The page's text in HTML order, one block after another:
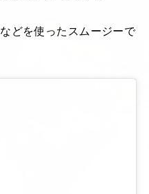
どを使ったスムージーで